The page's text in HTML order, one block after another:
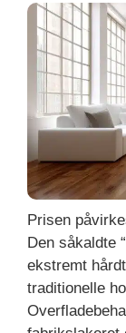
Prisen
Den såkaldte
ekstremt
traditionelle